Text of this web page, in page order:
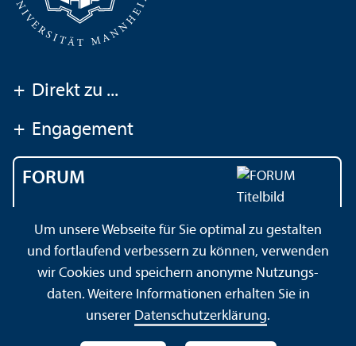
+ Direkt zu ...
+ Engagement
FORUM
Universität Mannheim
Impressum Datenschutz­erklärung Sitemap
Um unsere Webseite für Sie optimal zu gestalten
und fortlaufend verbessern zu können, verwenden
wir Cookies und speichern anonyme Nutzungs­
daten. Weitere Informationen erhalten Sie in
unserer Datenschutz­erklärung.